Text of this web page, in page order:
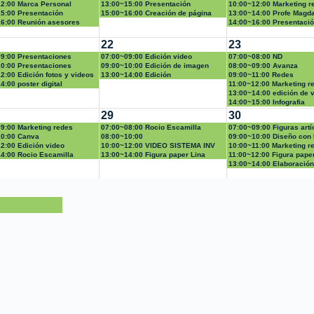
Marca Personal
Presentación
Reunión asesores
13:00~15:00 Presentación
candidatura
15:00~16:00 Creación de página
10:00~12:00 Marketing
13:00~14:00 Profe Magda
14:00~16:00
Presentaciones
en power point
Presentaciones
Edición fotos y videos
poster digital
22
07:00~09:00 Edición video
09:00~10:00 Edición de imagen
13:00~14:00 Edición
23
07:00~08:00 ND
08:00~09:00 Avanza
09:00~11:00 Redes
11:00~12:00 Marketing
13:00~14:00 edición de
14:00~15:00 Infografia
Marketing redes
Canva
Edición video
Rocio Escamilla
29
07:00~08:00 Rocio Escamilla
08:00~10:00
magda.gaviria@urosario.edu.co
10:00~12:00 VIDEO SISTEMA INV
13:00~14:00 Figura paper Lina
30
07:00~09:00 Figuras
09:00~10:00 Diseño con
10:00~11:00 Marketing
11:00~12:00 Figura
13:00~14:00